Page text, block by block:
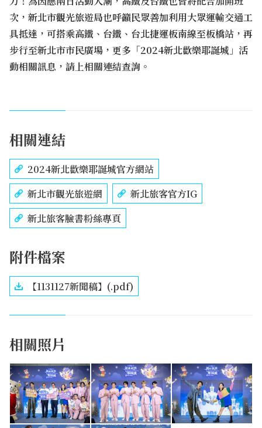
次，新北市觀光旅遊局也呼籲民眾善加利用大眾運輸交通工
具抵達，可搭乘高鐵、台鐵、台北捷運板南線至板橋站，再
步行至新北市市民廣場，更多「2024新北歡樂耶誕城」活
動相關訊息，請上相關連結查詢。
相關連結
2024新北歡樂耶誕城官方網站
新北市觀光旅遊網
新北旅客官方IG
新北旅客臉書粉絲專頁
附件檔案
【1131127新聞稿】(.pdf)
相關照片